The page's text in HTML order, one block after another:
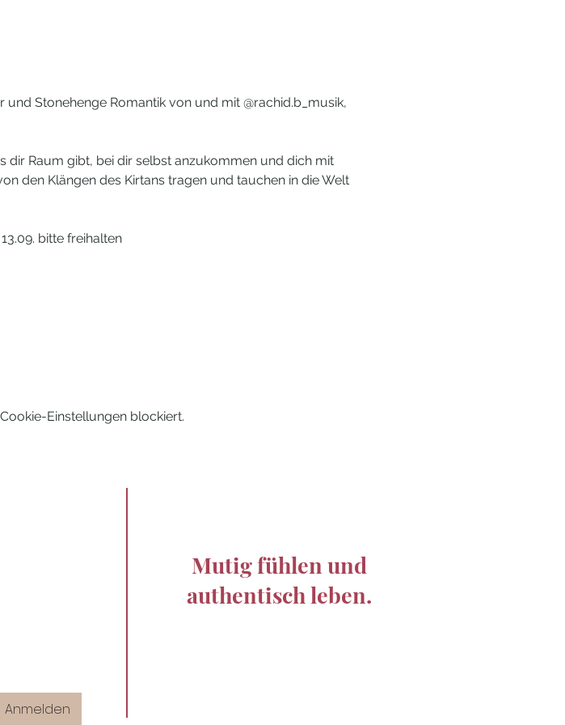
Stonehenge Romantik von und mit @rachid.b_musik,
dir Raum gibt, bei dir selbst anzukommen und dich mit
den Klängen des Kirtans tragen und tauchen in die Welt
bitte freihalten
Einstellungen blockiert.
Mutig fühlen und
authentisch leben.
Anmelden